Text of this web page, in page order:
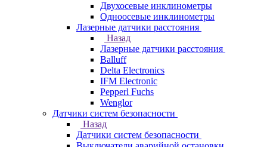
Двухосевые инклинометры
Одноосевые инклинометры
Лазерные датчики расстояния
Назад
Лазерные датчики расстояния
Balluff
Delta Electronics
IFM Electronic
Pepperl Fuchs
Wenglor
Датчики систем безопасности
Назад
Датчики систем безопасности